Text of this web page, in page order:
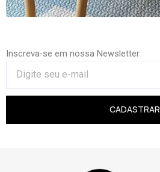
Inscreva-se em nossa Newsletter
CADASTRAR